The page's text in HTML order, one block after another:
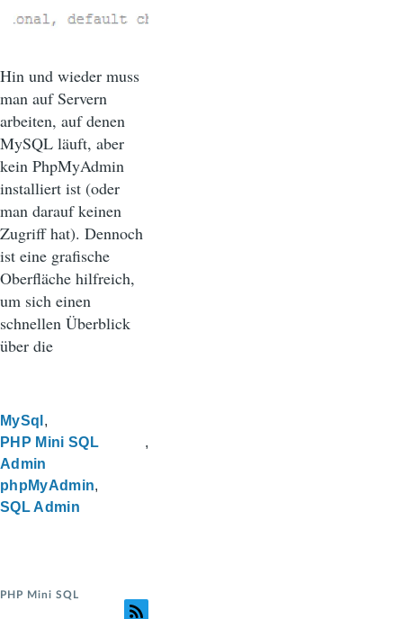
Hin und wieder muss
man auf Servern
arbeiten, auf denen
MySQL läuft, aber
kein PhpMyAdmin
installiert ist (oder
man darauf keinen
Zugriff hat). Dennoch
ist eine grafische
Oberfläche hilfreich,
um sich einen
schnellen Überblick
über die
MySql
PHP Mini SQL
Admin
phpMyAdmin
SQL Admin
PHP Mini SQL